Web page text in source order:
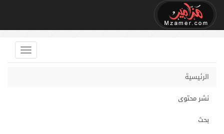
الرئيسية
نشر محتوى
بحث